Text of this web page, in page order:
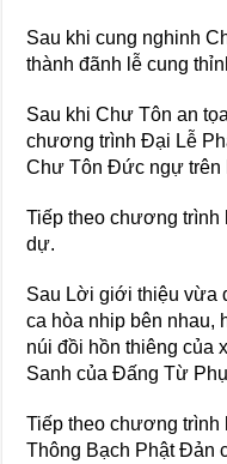
Sau khi cung nghinh
thành đãnh lễ cung
Sau khi Chư Tôn an
chương trình Đại Lễ
Chư Tôn Đức ngự trên
Tiếp theo chương trình
dự.
Sau Lời giới thiệu vừa
ca hòa nhip bên nhau,
núi đồi hồn thiêng của
Sanh của Đấng Từ
Tiếp theo chương
Thông Bạch Phật Đản